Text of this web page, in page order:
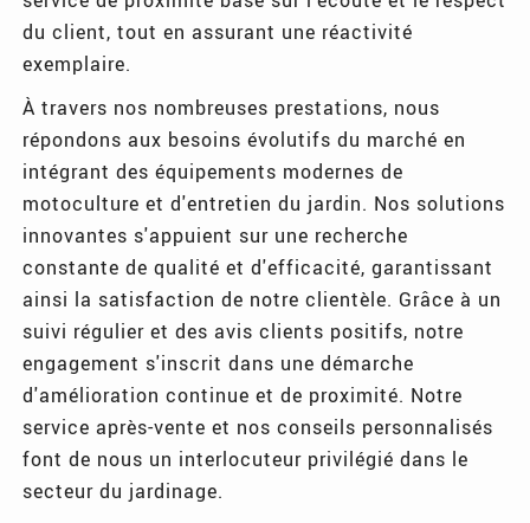
du client, tout en assurant une réactivité
exemplaire.
À travers nos nombreuses prestations, nous
répondons aux besoins évolutifs du marché en
intégrant des équipements modernes de
motoculture et d'entretien du jardin. Nos solutions
innovantes s'appuient sur une recherche
constante de qualité et d'efficacité, garantissant
ainsi la satisfaction de notre clientèle. Grâce à un
suivi régulier et des avis clients positifs, notre
engagement s'inscrit dans une démarche
d'amélioration continue et de proximité. Notre
service après-vente et nos conseils personnalisés
font de nous un interlocuteur privilégié dans le
secteur du jardinage.